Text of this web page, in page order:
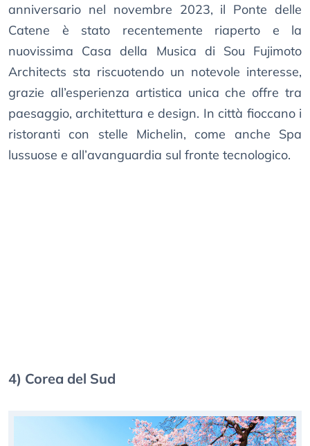
anniversario nel novembre 2023, il Ponte delle
Catene è stato recentemente riaperto e la
nuovissima Casa della Musica di Sou Fujimoto
Architects sta riscuotendo un notevole interesse,
grazie all’esperienza artistica unica che offre tra
paesaggio, architettura e design. In città fioccano i
ristoranti con stelle Michelin, come anche Spa
lussuose e all’avanguardia sul fronte tecnologico.
4) Corea del Sud